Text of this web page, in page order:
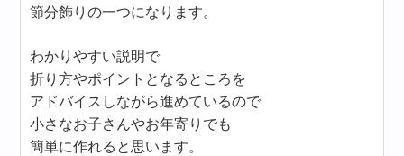
節分飾りの一つになります。
わかりやすい説明で
折り方やポイントとなるところを
アドバイスしながら進めているので
小さなお子さんやお年寄りでも
簡単に作れると思います。